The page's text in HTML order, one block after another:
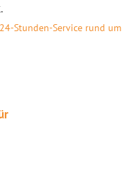
Stunden-Service rund um